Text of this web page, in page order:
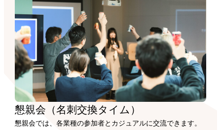
懇親会（名刺交換タイム）
懇親会では、各業種の参加者とカジュアルに交流できます。